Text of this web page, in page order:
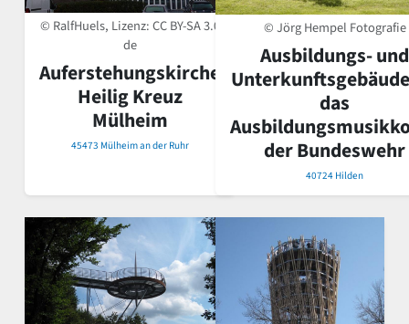
© RalfHuels, Lizenz:CC BY-SA 3.0
de
Auferstehungskirche
Heilig Kreuz
Mülheim
45473 Mülheim an der Ruhr
© Jörg Hempel Fotografie
Ausbildungs- und
das
der Bundeswehr
40724 Hilden